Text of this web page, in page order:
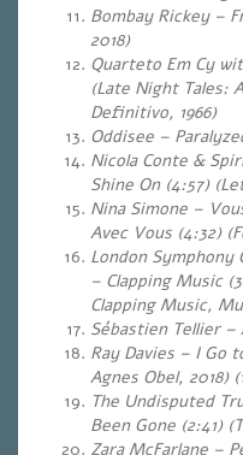
Bombay Rickey –
2018)
Quarteto Em Cy
(Late Night Tales:
Definitivo, 1966)
Oddisee –
Nicola Conte &
Shine On (4:57)
Nina Simone –
Avec Vous (4:32)
London Symphony
– Clapping Music
Clapping Music,
Sébastien Tellier –
Ray Davies – I Go
Agnes Obel, 2018)
The Undisputed
Been Gone (2:41)
Zara McFarlane –